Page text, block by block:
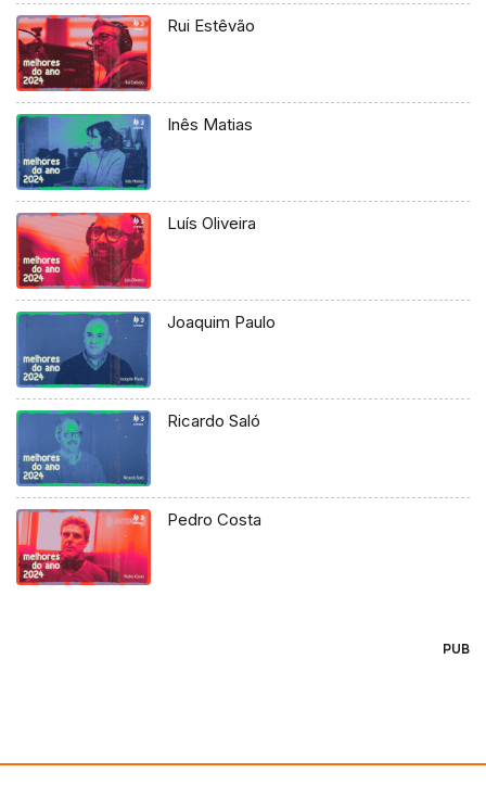
Rui Estêvão
Inês Matias
Luís Oliveira
Joaquim Paulo
Ricardo Saló
Pedro Costa
PUB